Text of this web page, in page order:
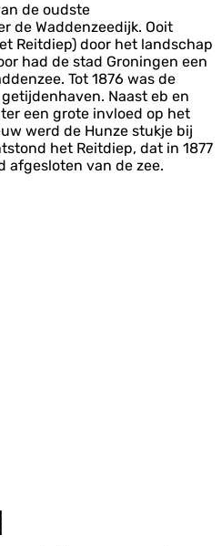
de oudste
de Waddenzeedijk. Ooit
Reitdiep) door het landschap
had de stad Groningen een
Tot 1876 was de
Naast eb en
een grote invloed op het
werd de Hunze stukje bij
het Reitdiep, dat in 1877
afgesloten van de zee.